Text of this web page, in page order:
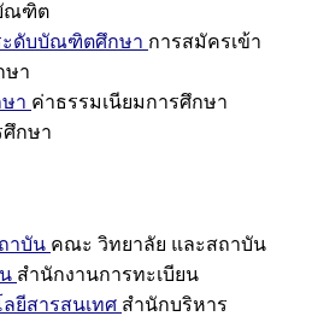
ณฑิต
ะดับบัณฑิตศึกษา การสมัครเข้า
ษา
า ค่าธรรมเนียมการศึกษา
กษา
าบัน คณะ วิทยาลัย และสถาบัน
สำนักงานการทะเบียน
ยีสารสนเทศ สำนักบริหาร